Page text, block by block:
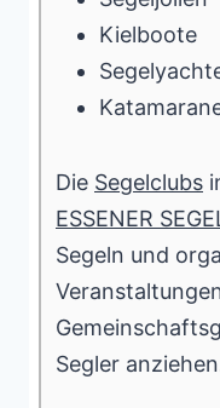
Kielboote
Die Segelclubs
ESSENER
Segeln und
Segler